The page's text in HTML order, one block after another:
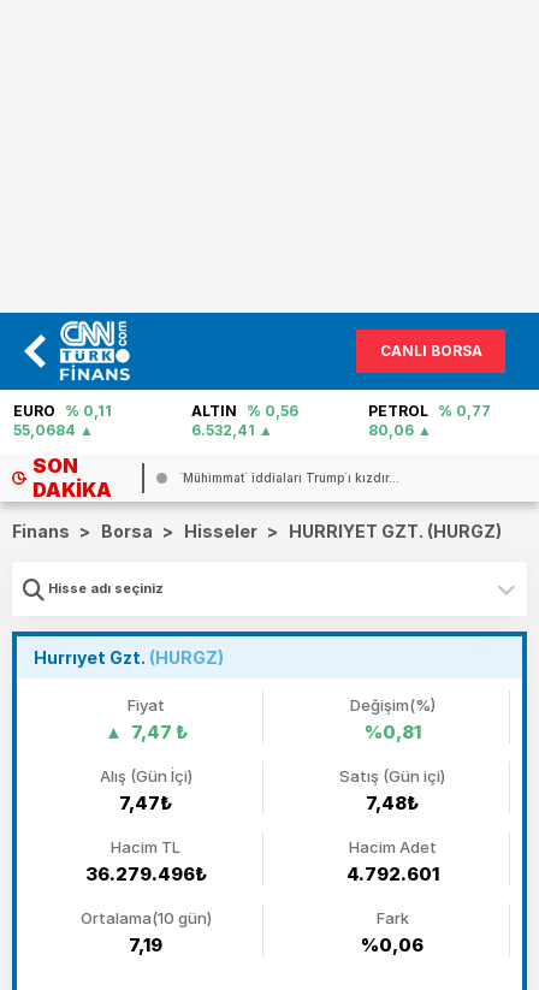
CANLI BORSA
EURO
% 0,11
55,0684
ALTIN
% 0,56
6.532,41
PETROL % 0,77
80,06
SON
DAKIKA
Trump`ı kızdır... Netanyahu`dan İran`a `tek saldırırı...
Finans > Borsa > Hisseler > HURRIYET GZT. (HURGZ)
Hurrıyet Gzt. (HURGZ)
Fiyat
7,47 ₺
Değişim(%)
%0,81
Alış (Gün İçi)
7,47₺
Satış (Gün içi)
7,48₺
Hacim TL
36.279.496₺
Hacim Adet
4.792.601
Ortalama(10 gün)
7,19
Fark
%0,06